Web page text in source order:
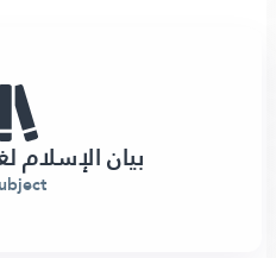
بيان الإسلام